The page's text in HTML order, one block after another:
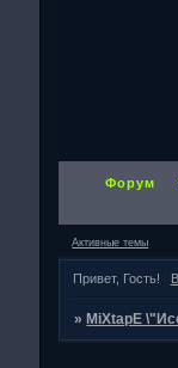
Форум
Активные темы
Привет, Гость!
» MiXtapE